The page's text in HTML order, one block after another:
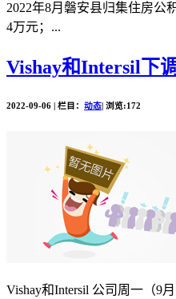
2022年8月磐安县归集住房公
4万元；...
Vishay和Intersil下
2022-09-06 | 栏目： 动态| 浏览:172
Vishay和Intersil 公司周一（9